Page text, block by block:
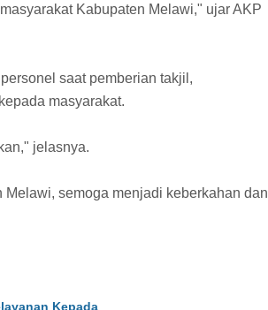
Kabupaten Melawi," ujar AKP
saat pemberian takjil,
masyarakat.
jelasnya.
semoga menjadi keberkahan dan
Kepada